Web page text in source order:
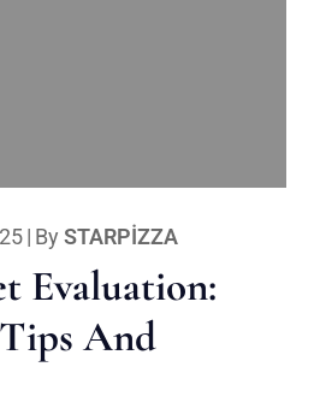
| By STARPIZZA
Evaluation:
And